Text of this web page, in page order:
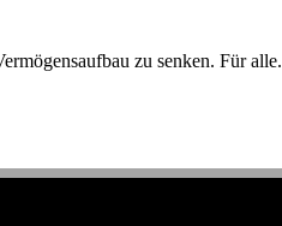
zu senken. Für alle.